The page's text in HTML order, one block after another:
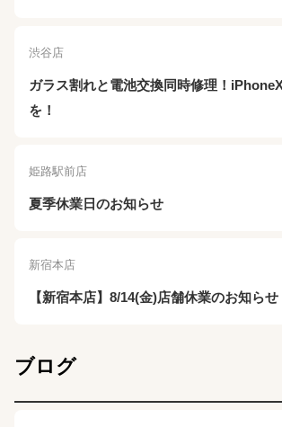
渋谷店
ガラス割れと電池交換同時修理！
を！
姫路駅前店
夏季休業日のお知らせ
新宿本店
【新宿本店】8/14(金)店舗休業のお知らせ
ブログ